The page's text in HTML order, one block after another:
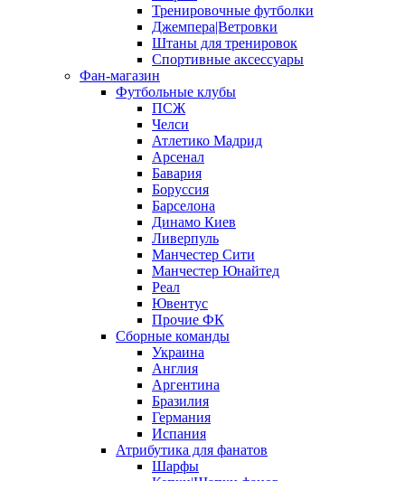
Тренировочные футболки
Джемпера|Ветровки
Штаны для тренировок
Спортивные аксессуары
Фан-магазин
Футбольные клубы
ПСЖ
Челси
Атлетико Мадрид
Арсенал
Бавария
Боруссия
Барселона
Динамо Киев
Ливерпуль
Манчестер Сити
Манчестер Юнайтед
Реал
Ювентус
Прочие ФК
Сборные команды
Украина
Англия
Аргентина
Бразилия
Германия
Испания
Атрибутика для фанатов
Шарфы